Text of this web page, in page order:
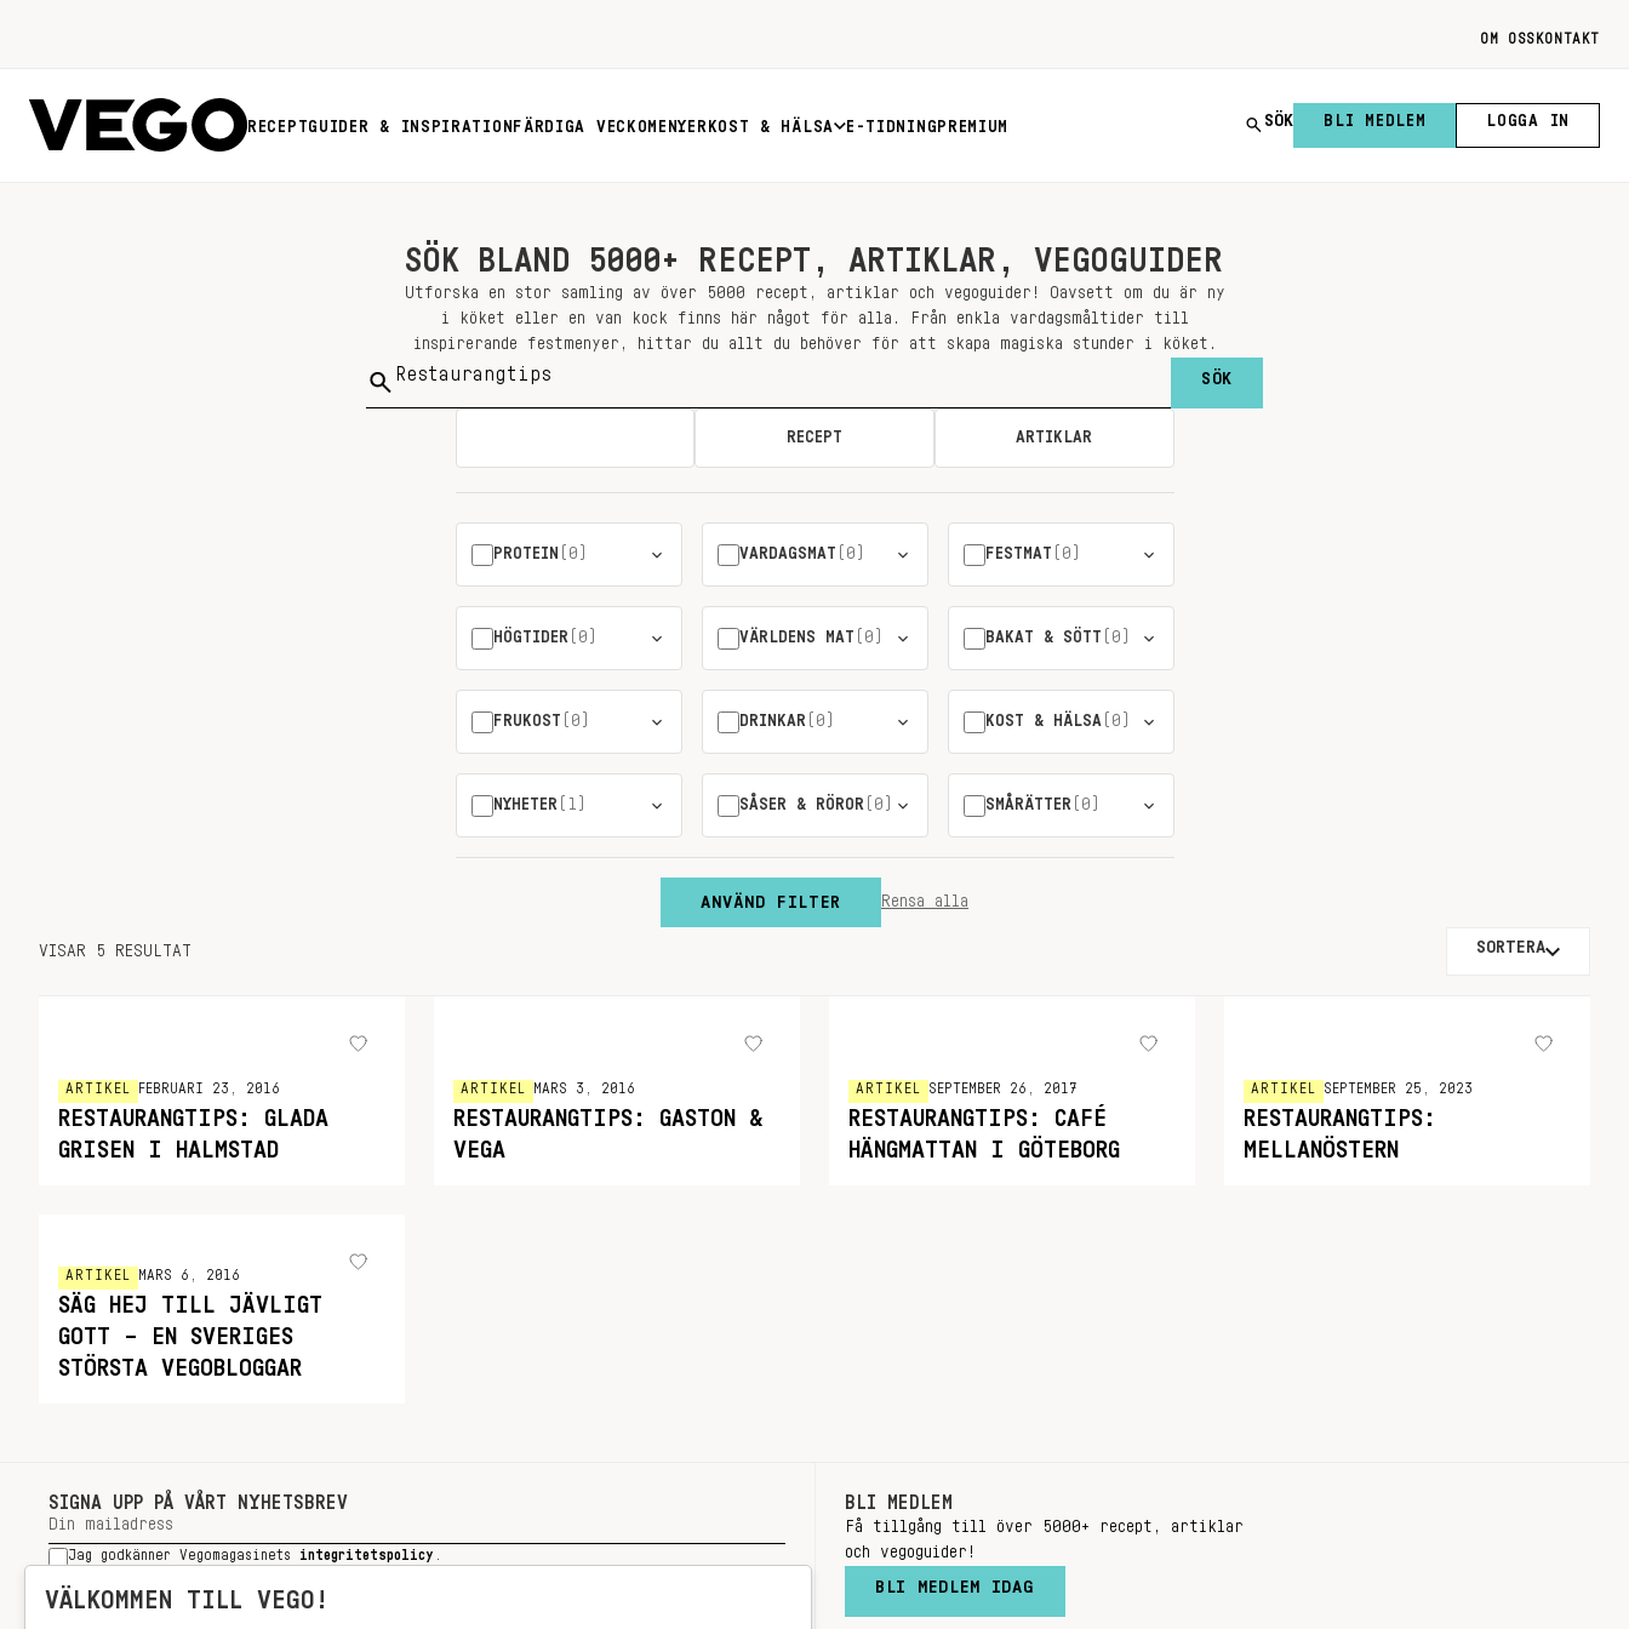
OM OSS KONTAKT
RECEPTGUIDER & INSPIRATION FÄRDIGA VECKOMENYER KOST & HÄLSA E-TIDNING PREMIUM SÖK BLI MEDLEM LOGGA IN
SÖK BLAND 5000+ RECEPT, ARTIKLAR, VEGOGUIDER
Utforska en stor samling av över 5000 recept, artiklar och vegoguider! Oavsett om du är ny
i köket eller en van kock finns här något för alla. Från enkla vardagsmåltider till
inspirerande festmenyer, hittar du allt du behöver för att skapa magiska stunder i köket.
Sök
RECEPT ARTIKLAR
PROTEIN (0) VARDAGSMAT (0) FESTMAT (0)
HÖGTIDER(0) VÄRLDENS MAT (0) BAKAT & SÖTT (0)
FRUKOST (0) DRINKAR(0) KOST & HÄLSA(0)
NYHETER(1) SÅSER & RÖROR(0) SMÅRÄTTER(0)
ANVÄND FILTER Rensa alla
VISAR 5 RESULTAT SORTERA
ARTIKEL FEBRUARI 23, 2016
RESTAURANGTIPS: GLADA
GRISEN I HALMSTAD
ARTIKEL MARS 3, 2016
RESTAURANGTIPS: GASTON &
VEGA
ARTIKEL SEPTEMBER 26, 2017
RESTAURANGTIPS: CAFÉ
HÄNGMATTAN I GÖTEBORG
ARTIKEL SEPTEMBER 25, 2023
RESTAURANGTIPS:
MELLANÖSTERN
ARTIKEL MARS 6, 2016
SÄG HEJ TILL JÄVLIGT
GOTT – EN SVERIGES
STÖRSTA VEGOBLOGGAR
SIGNA UPP PÅ VÅRT NYHETSBREV
Jag godkänner Vegomagasinets integritetspolicy
SIGNA UPP
BLI MEDLEM
Få tillgång till över 5000+ recept, artiklar
och vegoguider!
BLI MEDLEM IDAG
VÄLKOMMEN TILL VEGO!